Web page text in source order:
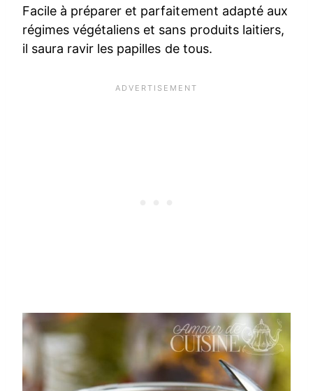
Facile à préparer et parfaitement adapté aux
régimes végétaliens et sans produits laitiers,
il saura ravir les papilles de tous.